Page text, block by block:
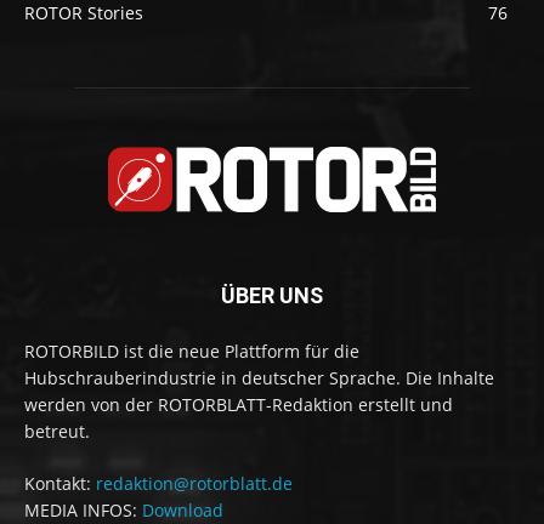
ROTOR Stories
76
ÜBER UNS
ROTORBILD ist die neue Plattform für die
Hubschrauberindustrie in deutscher Sprache. Die Inhalte
werden von der ROTORBLATT-Redaktion erstellt und
betreut.
Kontakt: redaktion@rotorblatt.de
MEDIA INFOS: Download